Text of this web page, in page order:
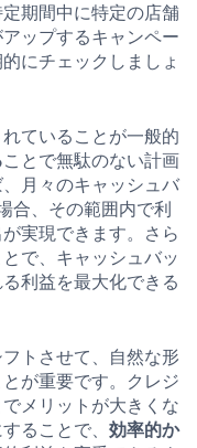
期間中に特定の店舗
ップするキャンペー
にチェックしましょ
ていることが一般的
ことで無駄のない計画
月々のキャッシュバ
合、その範囲内で利
実現できます。さら
とで、キャッシュバッ
利益を最大化できる
トさせて、自然な形
が重要です。クレジ
メリットが大きくな
ることで、 効率的か